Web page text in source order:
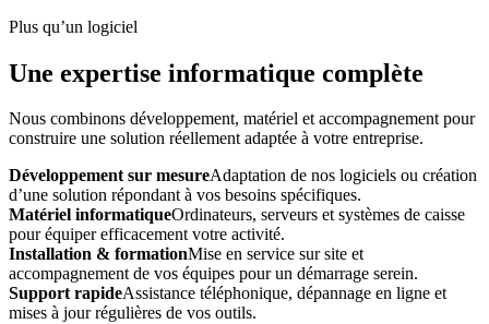
Plus qu’un logiciel
Une expertise informatique complète
Nous combinons développement, matériel et accompagnement pour
construire une solution réellement adaptée à votre entreprise.
Développement sur mesureAdaptation de nos logiciels ou création
d’une solution répondant à vos besoins spécifiques.
Matériel informatiqueOrdinateurs, serveurs et systèmes de caisse
pour équiper efficacement votre activité.
Installation & formationMise en service sur site et
accompagnement de vos équipes pour un démarrage serein.
Support rapideAssistance téléphonique, dépannage en ligne et
mises à jour régulières de vos outils.